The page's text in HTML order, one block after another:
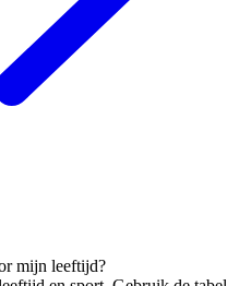
mijn leeftijd?